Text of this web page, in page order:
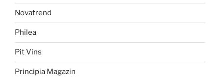
Novatrend
Philea
Pit Vins
Principia Magazin